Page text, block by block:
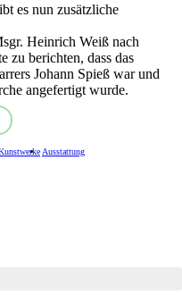
es nun zusätzliche
Heinrich Weiß nach
zu berichten, dass das
Johann Spieß war und
angefertigt wurde.
Ausstattung